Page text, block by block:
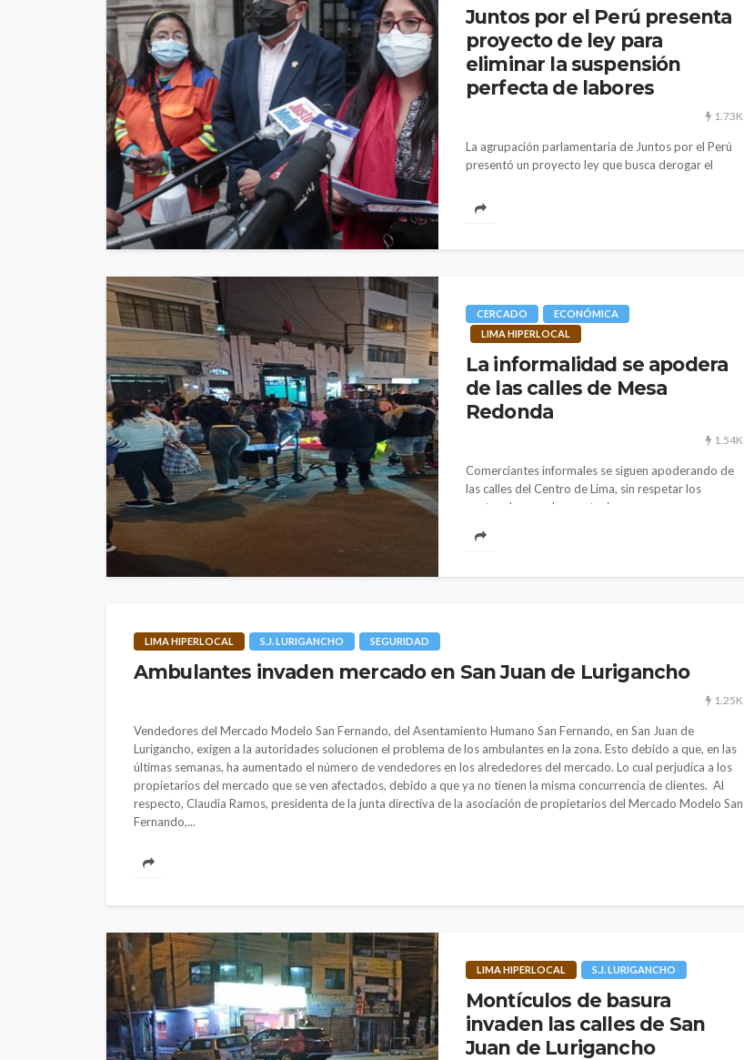
Juntos por el Perú presenta
proyecto de ley para
eliminar la suspensión
perfecta de labores
1.73K
La agrupación parlamentaria de Juntos por el Perú
presentó un proyecto ley que busca derogar el
CERCADO
ECONÓMICA
LIMA HIPERLOCAL
La informalidad se apodera
de las calles de Mesa
Redonda
1.54K
Comerciantes informales se siguen apoderando de
las calles del Centro de Lima, sin respetar los
protocolos, por los contagios por...
LIMA HIPERLOCAL S.J. LURIGANCHO SEGURIDAD
Ambulantes invaden mercado en San Juan de Lurigancho
1.25K
Vendedores del Mercado Modelo San Fernando, del Asentamiento Humano San Fernando, en San Juan de
Lurigancho, exigen a la autoridades solucionen el problema de los ambulantes en la zona. Esto debido a que, en las
últimas semanas, ha aumentado el número de vendedores en los alrededores del mercado. Lo cual perjudica a los
propietarios del mercado que se ven afectados, debido a que ya no tienen la misma concurrencia de clientes. Al
respecto, Claudia Ramos, presidenta de la junta directiva de la asociación de propietarios del Mercado Modelo San
Fernando,...
LIMA HIPERLOCAL S.J. LURIGANCHO
Montículos de basura
invaden las calles de San
Juan de Lurigancho